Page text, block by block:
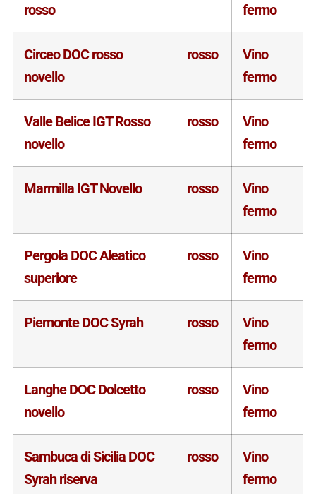
rosso
fermo
Circeo DOC rosso
novello
rosso
Vino
fermo
Valle Belice IGT Rosso
novello
rosso
Vino
fermo
Marmilla IGT Novello rosso
Vino
fermo
Pergola DOC Aleatico
superiore
rosso
Vino
fermo
Piemonte DOC Syrah rosso
Vino
fermo
Langhe DOC Dolcetto
novello
rosso
Vino
fermo
Sambuca di Sicilia DOC
Syrah riserva
rosso
Vino
fermo